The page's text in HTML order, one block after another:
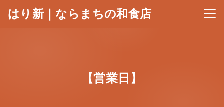
はり新｜ならまちの和食店 メニ
【営業日】